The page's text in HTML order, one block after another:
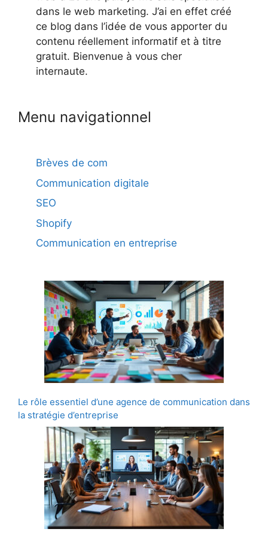
dans le web marketing. J’ai en effet créé
ce blog dans l’idée de vous apporter du
contenu réellement informatif et à titre
gratuit. Bienvenue à vous cher
internaute.
Menu navigationnel
Brèves de com
Communication digitale
SEO
Shopify
Communication en entreprise
Le rôle essentiel d’une agence de communication dans
la stratégie d’entreprise